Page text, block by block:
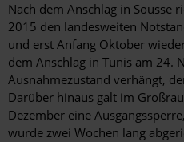
Nach dem Anschlag in Sousse
2015 den landesweiten
und erst Anfang Oktober
dem Anschlag in Tunis am 24.
Ausnahmezustand verhängt,
Darüber hinaus galt im
Dezember eine
wurde zwei Wochen lang